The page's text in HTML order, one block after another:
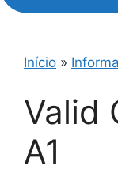
Início »
Valid
A1